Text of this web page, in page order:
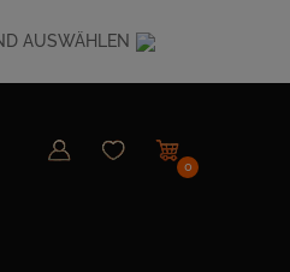
AUSWÄHLEN
0